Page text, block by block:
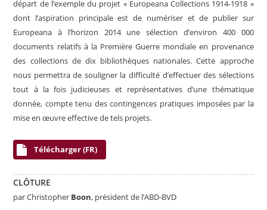
départ de l’exemple du projet « Europeana Collections 1914-1918 »
dont l’aspiration principale est de numériser et de publier sur
Europeana à l’horizon 2014 une sélection d’environ 400 000
documents relatifs à la Première Guerre mondiale en provenance
des collections de dix bibliothèques nationales. Cette approche
nous permettra de souligner la difficulté d’effectuer des sélections
tout à la fois judicieuses et représentatives d’une thématique
donnée, compte tenu des contingences pratiques imposées par la
mise en œuvre effective de tels projets.
Télécharger (FR)
CLÔTURE
par Christopher Boon, président de l’ABD-BVD